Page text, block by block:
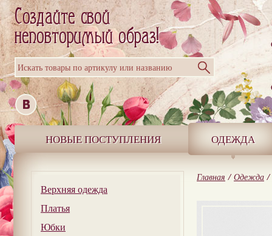
Искать товары по артикулу или названию
НОВЫЕ ПОСТУПЛЕНИЯ ОДЕЖДА
Верхняя одежда
Платья
Юбки
Главная / Одежда /